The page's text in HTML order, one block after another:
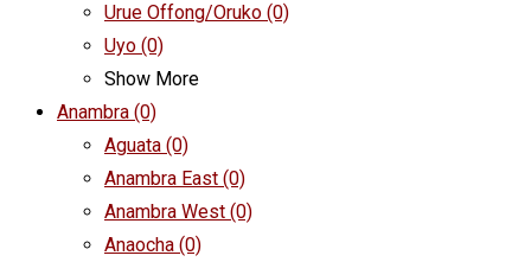
Urue Offong/Oruko (0)
Uyo (0)
Show More
Anambra (0)
Aguata (0)
Anambra East (0)
Anambra West (0)
Anaocha (0)